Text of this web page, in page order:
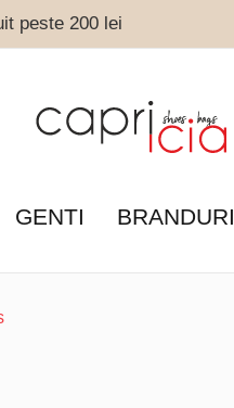
peste 200 lei
GENTI BRANDURI